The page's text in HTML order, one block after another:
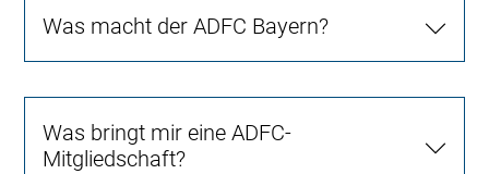
Was macht der ADFC Bayern?
Was bringt mir eine ADFC-
Mitgliedschaft?